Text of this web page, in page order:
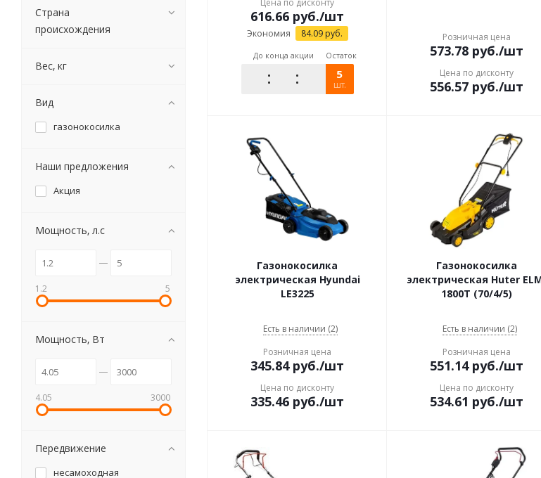
Цена по дисконту
616.66 руб./шт
Экономия 84.09руб.
До конца акции Остаток
5
шт.
Розничная цена
573.78 руб./шт
Цена по дисконту
556.57 руб./шт
Газонокосилка
электрическая Hyundai
LE3225
Есть в наличии (2)
Розничная цена
345.84руб./шт
Цена по дисконту
335.46 руб./шт
Газонокосилка
электрическая Huter
1800T (70/4/5)
Есть в наличии (2)
Розничная цена
551.14руб./шт
Цена по дисконту
534.61 руб./шт
Страна
происхождения
Вес, кг
Вид
газонокосилка
Наши предложения
Акция
Мощность, л.с
1.2 5
Мощность, Вт
4.05 3000
Передвижение
несамоходная